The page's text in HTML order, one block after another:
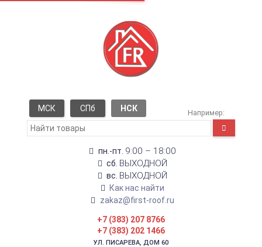
МСК СПб НСК Например:
пн.-пт. 9:00 – 18:00
сб. ВЫХОДНОЙ
вс. ВЫХОДНОЙ
Как нас найти
zakaz@first-roof.ru
+7 (383) 207 8766
+7 (383) 202 1466
УЛ. ПИСАРЕВА, ДОМ 60